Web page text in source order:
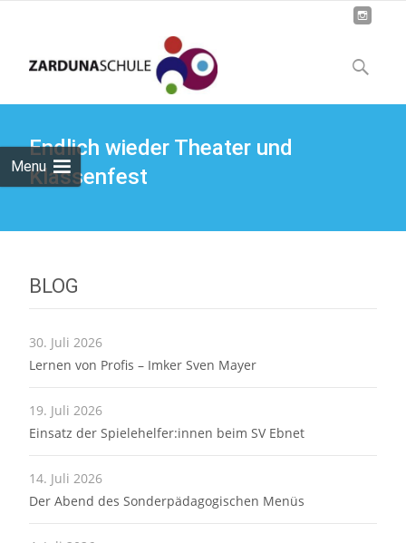
Menu
to
content
Suchen
nach:
Endlich wieder Theater und
Klassenfest
BLOG
30. Juli 2026
Lernen von Profis – Imker Sven Mayer
19. Juli 2026
Einsatz der Spielehelfer:innen beim SV Ebnet
14. Juli 2026
Der Abend des Sonderpädagogischen Menüs